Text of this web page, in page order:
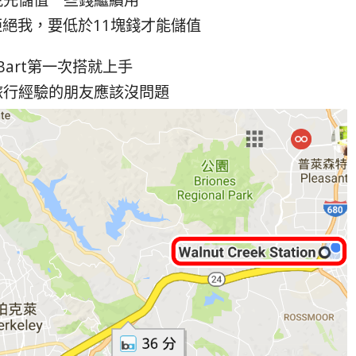
我，要低於11塊錢才能儲值
第一次搭就上手
經驗的朋友應該沒問題